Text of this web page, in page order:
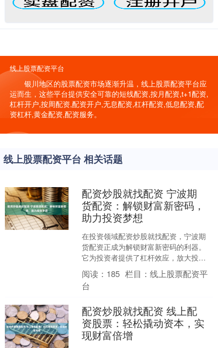
线上股票配资平台
银川地区的股票配资市场逐渐升温，线上股票配资平台应
运而生，这些平台提供安全可靠的短线配资,按月配资,t+1配资,
杠杆开户,按周配资,配资开户,无息配资,杠杆配资,低息配资,配
资杠杆,黄金配资,配资服务。
线上股票配资平台 相关话题
配资炒股就找配资 宁波期
货配资：解锁财富新密码，
助力投资梦想
在投资领域配资炒股就找配资，宁波期
货配资正成为解锁财富新密码的利器。
它为投资者提供了杠杆效应，放大投资
收益，助力实现投资梦想。 股票配资是
投资者通过借用他人的资....
阅读： 185 栏目：线上股票配资平
台
配资炒股就找配资 线上配
资股票：轻松撬动资本，实
现财富倍增